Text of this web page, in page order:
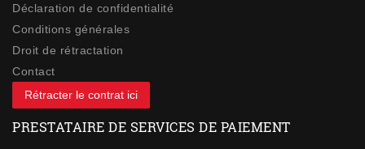
Déclaration de confidentialité
Conditions générales
Droit de rétractation
Contact
Rétracter le contrat ici
PRESTATAIRE DE SERVICES DE PAIEMENT